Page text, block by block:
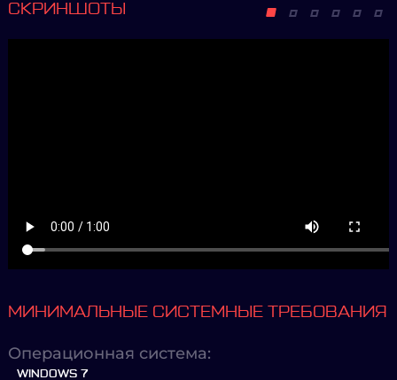
СКРИНШОТЫ
МИНИМАЛЬНЫЕ СИСТЕМНЫЕ ТРЕБОВАНИЯ
Операционная система:
WINDOWS 7